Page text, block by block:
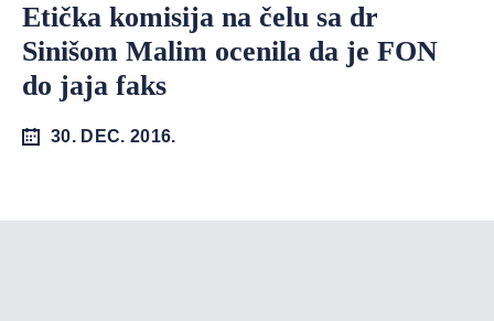
Etička komisija na čelu sa dr
Sinišom Malim ocenila da je FON
do jaja faks
30. DEC. 2016.